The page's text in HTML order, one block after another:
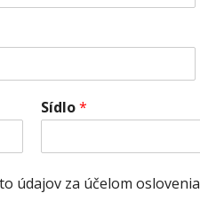
Sídlo*
údajov za účelom